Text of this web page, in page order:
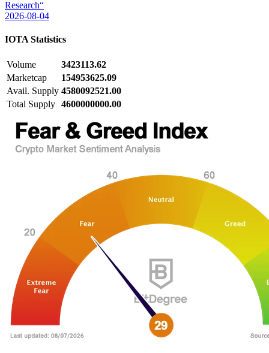
Research“
2026-08-04
IOTA Statistics
Volume
3423113.62
Marketcap
154953625.09
Avail. Supply 4580092521.00
Total Supply 4600000000.00